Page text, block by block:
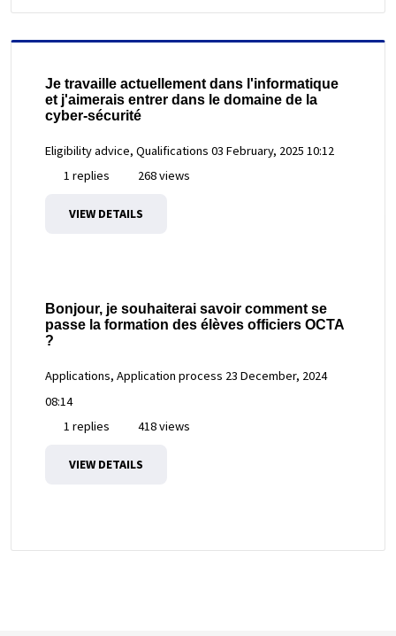
Je travaille actuellement dans l'informatique
et j'aimerais entrer dans le domaine de la
cyber-sécurité
Eligibility advice, Qualifications 03 February, 2025 10:12
1 replies
268 views
VIEW DETAILS
Bonjour, je souhaiterai savoir comment se
passe la formation des élèves officiers OCTA
?
Applications, Application process 23 December, 2024
08:14
1 replies
418 views
VIEW DETAILS